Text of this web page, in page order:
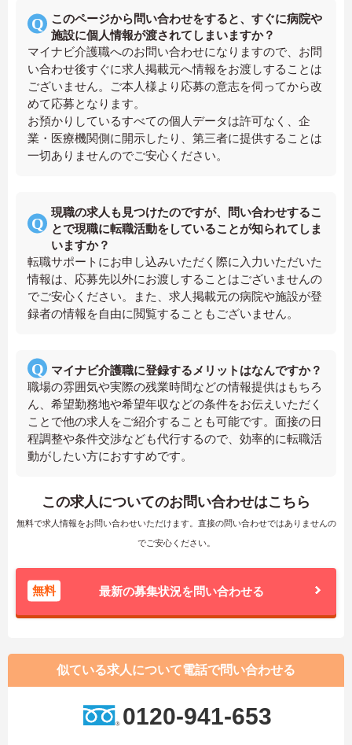
このページから問い合わせをすると、すぐに病院や
施設に個人情報が渡されてしまいますか？
マイナビ介護職へのお問い合わせになりますので、お問
い合わせ後すぐに求人掲載元へ情報をお渡しすることは
ございません。ご本人様より応募の意志を伺ってから改
めて応募となります。
お預かりしているすべての個人データは許可なく、企
業・医療機関側に開示したり、第三者に提供することは
一切ありませんのでご安心ください。
現職の求人も見つけたのですが、問い合わせするこ
とで現職に転職活動をしていることが知られてしま
いますか？
転職サポートにお申し込みいただく際に入力いただいた
情報は、応募先以外にお渡しすることはございませんの
でご安心ください。また、求人掲載元の病院や施設が登
録者の情報を自由に閲覧することもございません。
マイナビ介護職に登録するメリットはなんですか？
職場の雰囲気や実際の残業時間などの情報提供はもちろ
ん、希望勤務地や希望年収などの条件をお伝えいただく
ことで他の求人をご紹介することも可能です。面接の日
程調整や条件交渉なども代行するので、効率的に転職活
動がしたい方におすすめです。
この求人についてのお問い合わせはこちら
無料で求人情報をお問い合わせいただけます。直接の問い合わせではありませんの
でご安心ください。
無料 最新の募集状況を問い合わせる
似ている求人について電話で問い合わせる
0120-941-653